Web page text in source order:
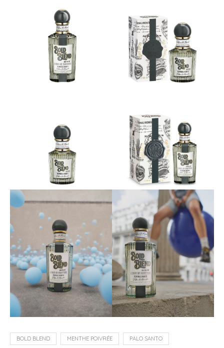
BOLD BLEND MENTHE POIVRÉE PALO SANTO